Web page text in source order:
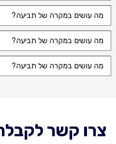
מה עושים במקרה של תביעה?
מה עושים במקרה של תביעה?
מה עושים במקרה של תביעה?
צרו קשר